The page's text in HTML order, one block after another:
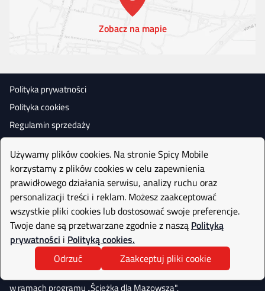
Zobacz na mapie
Polityka prywatności
Polityka cookies
Regulamin sprzedaży
Realizujemy projekt współfinasowany
przez Narodowe Centrum Badań i Rozwoju
w ramach programu „Ścieżka dla Mazowsza".
Używamy plików cookies. Na stronie Spicy Mobile
korzystamy z plików cookies w celu zapewnienia
prawidłowego działania serwisu, analizy ruchu oraz
personalizacji treści i reklam. Możesz zaakceptować
wszystkie pliki cookies lub dostosować swoje preferencje.
Twoje dane są przetwarzane zgodnie z naszą Polityką
prywatności i Polityką cookies.
Odrzuć
Zaakceptuj pliki cookie